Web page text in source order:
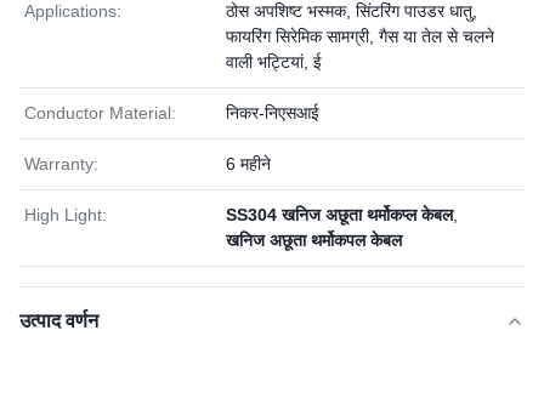
Applications:
ठोस अपशिष्ट भस्मक, सिंटरिंग पाउडर धातु,
फायरिंग सिरेमिक सामग्री, गैस या तेल से चलने
वाली भट्टियां, ई
Conductor Material: निकर-निएसआई
Warranty: 6 महीने
High Light: SS304 खनिज अछूता थर्मोकप्ल केबल,
खनिज अछूता थर्मोकपल केबल
उत्पाद वर्णन